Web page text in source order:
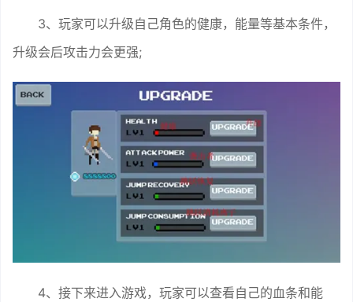
3、玩家可以升级自己角色的健康，能量等基本条件，
升级会后攻击力会更强;
4、接下来进入游戏，玩家可以查看自己的血条和能